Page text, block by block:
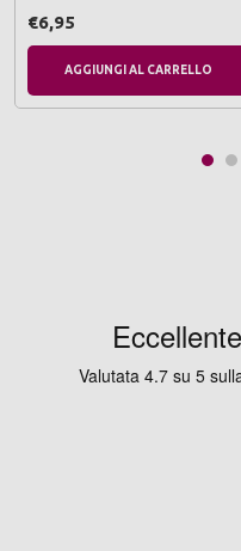
soggetti a caduta 400 ml
€6,95
AGGIUNGI AL CARRELLO